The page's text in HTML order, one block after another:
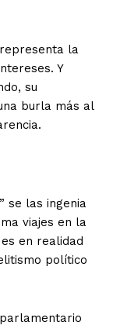
la
Y
su
burla más al
se las ingenia
viajes en la
en realidad
político